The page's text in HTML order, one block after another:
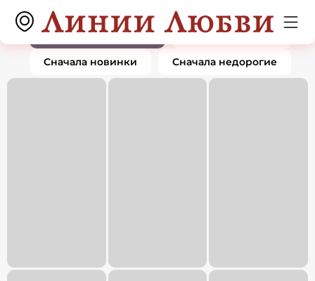
Кольца 0 товаров
По популярности
Сначала дорогие
Сначала новинки Сначала недорогие